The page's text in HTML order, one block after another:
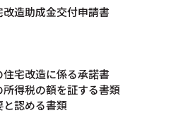
改造助成金交付申請書
住宅改造に係る承諾書
得税の額を証する書類
と認める書類